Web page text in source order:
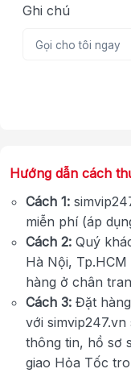
Ghi chú
Hướng dẫn cách
Cách 1:
miễn phí (áp
Cách 2: Quý
Hà Nội,
hàng ở chân
Cách 3: Đặt
với
thông tin, hồ sơ
giao Hỏa Tốc